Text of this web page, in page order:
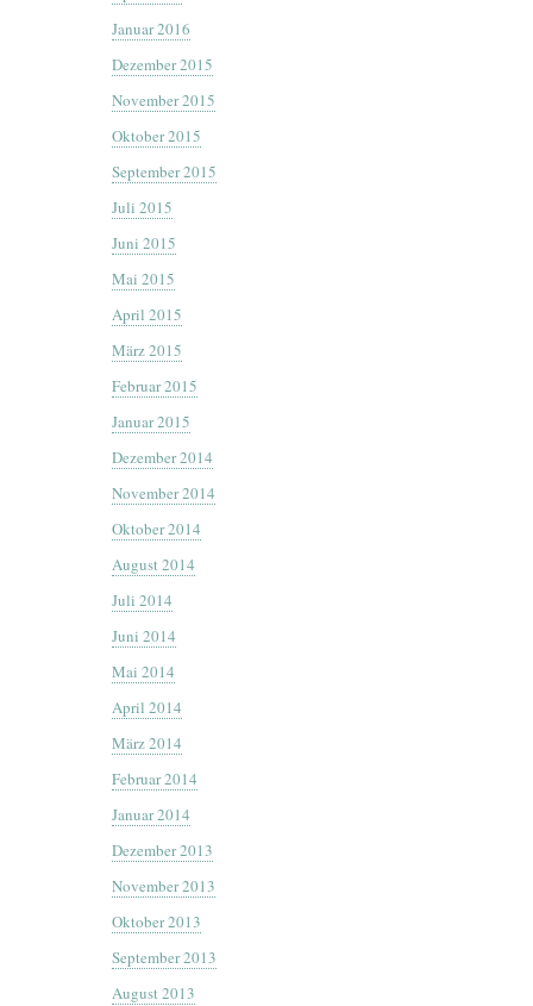
Januar 2016
Dezember 2015
November 2015
Oktober 2015
September 2015
Juli 2015
Juni 2015
Mai 2015
April 2015
März 2015
Februar 2015
Januar 2015
Dezember 2014
November 2014
Oktober 2014
August 2014
Juli 2014
Juni 2014
Mai 2014
April 2014
März 2014
Februar 2014
Januar 2014
Dezember 2013
November 2013
Oktober 2013
September 2013
August 2013